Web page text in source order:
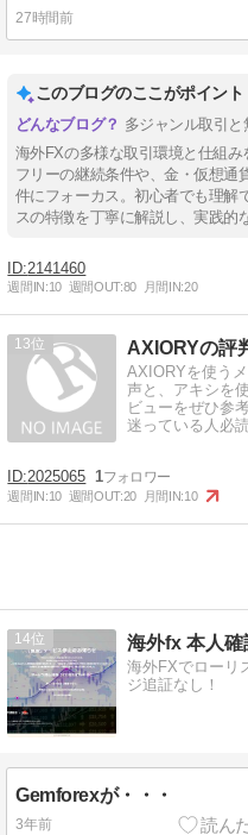
27時間前
このブログのここがポイント
多ジャンル取引
海外FXの多様な取引環境と仕組
フリーの継続条件や、金・仮想通
件にフォーカス。初心者でも理解
スの特徴を丁寧に解説し、実践的
2141460
週間IN:10 週間OUT:80 月間IN:20
13 AXIORYの評
AXIORYを使う
声と、アキシを
ビューをぜひ参
迷っている人必
2025065 1
週間IN:10 週間OUT:20 月間IN:10
14 海外fx 本人確
海外FXでローリ
ジ追証なし！
Gemforexが・・・
3年前